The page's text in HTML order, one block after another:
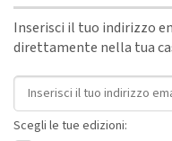
Inserisci il tuo indirizzo
direttamente nella tua
Indirizzo email
Scegli le tue edizioni: